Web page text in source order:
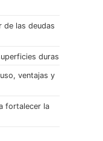
de las deudas
duras
ventajas y
fortalecer la